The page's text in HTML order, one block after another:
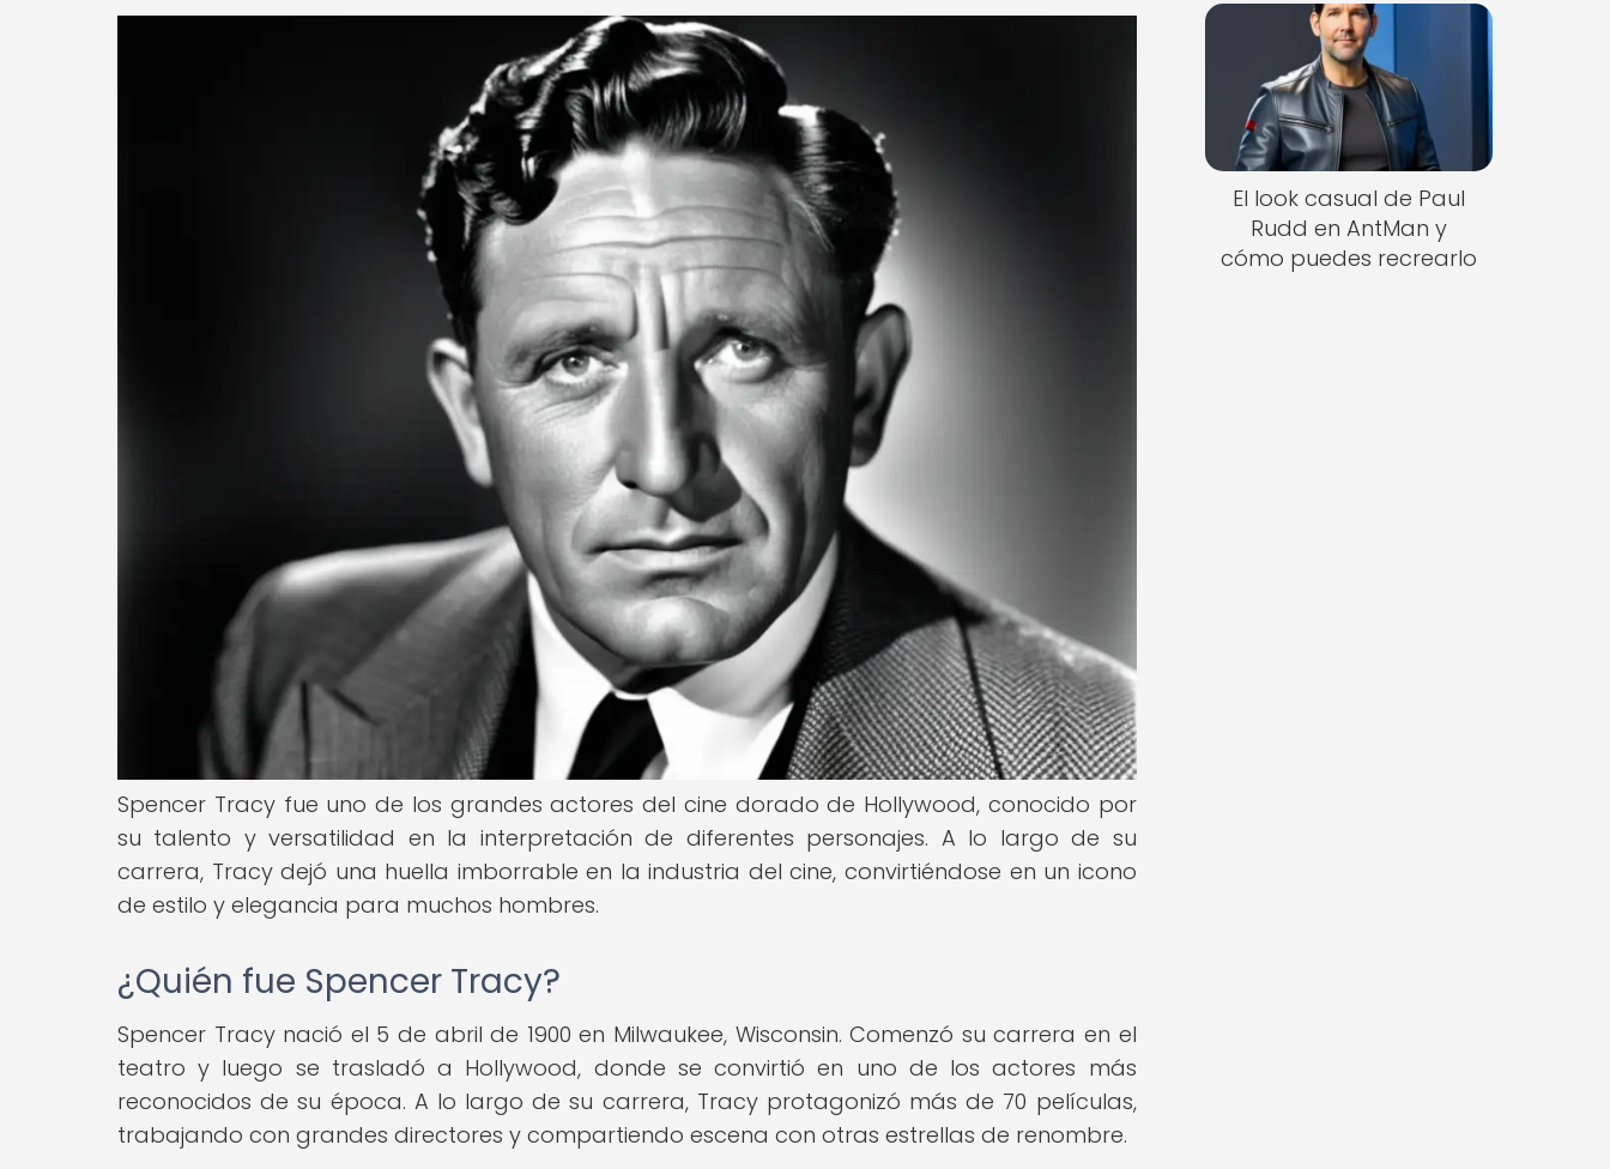
Spencer Tracy fue uno de los grandes actores del cine dorado de Hollywood, conocido por
su talento y versatilidad en la interpretación de diferentes personajes. A lo largo de su
carrera, Tracy dejó una huella imborrable en la industria del cine, convirtiéndose en un icono
de estilo y elegancia para muchos hombres.
¿Quién fue Spencer Tracy?
Spencer Tracy nació el 5 de abril de 1900 en Milwaukee, Wisconsin. Comenzó su carrera en el
teatro y luego se trasladó a Hollywood, donde se convirtió en uno de los actores más
reconocidos de su época. A lo largo de su carrera, Tracy protagonizó más de 70 películas,
trabajando con grandes directores y compartiendo escena con otras estrellas de renombre.
El look casual de Paul
Rudd en AntMan y
cómo puedes recrearlo